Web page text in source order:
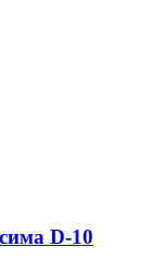
D-10